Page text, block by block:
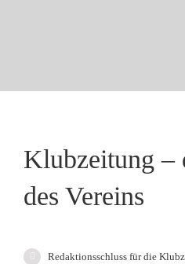
Klubzeitung –
des Vereins
Redaktionsschluss für die